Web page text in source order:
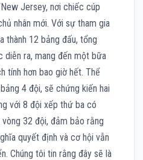
Jersey, nơi chiếc cúp
nhân mới. Với sự tham gia
thành 12 bảng đấu, tổng
ra, mang đến một bữa
tính hơn bao giờ hết. Thể
4 đội, sẽ chứng kiến hai
với 8 đội xếp thứ ba có
32 đội, đảm bảo rằng
quyết định và cơ hội vẫn
Chúng tôi tin rằng đây sẽ là